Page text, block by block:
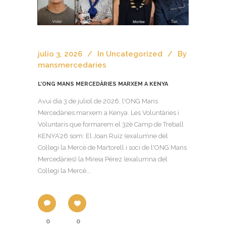
julio 3, 2026 In Uncategorized
By
mansmercedaries
L’ONG MANS MERCEDÀRIES MARXEM A KENYA
Avui dia 3 de juliol de 2026, l'ONG Mans
Mercedàries marxem a Kenya. Les Voluntàries i
Voluntaris que formarem el 32è Camp de Treball
KENYA’26 som: El Joan Ruiz (exalumne del
Col·legi la Mercè de Martorell i soci de l'ONG Mans
Mercedàries) la Mireia Pérez (exalumna del
Col·legi la Mercè...
0 0